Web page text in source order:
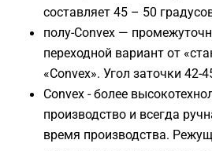
составляет 45 – 50
полу-Convex —
переходной вариант от
«Convex». Угол заточки 42-
Convex - более
производство и всегда
время производства.